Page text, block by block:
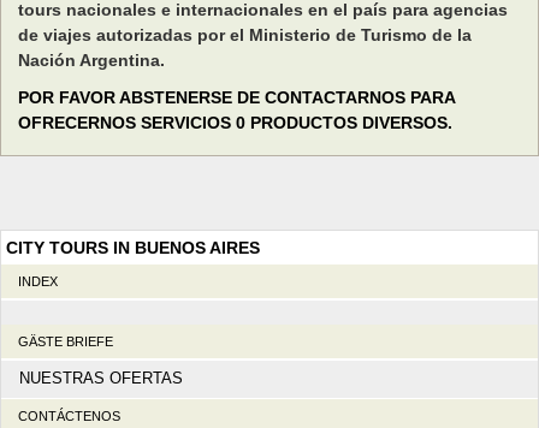
tours nacionales e internacionales en el país para agencias
de viajes autorizadas por el Ministerio de Turismo de la
Nación Argentina.
POR FAVOR ABSTENERSE DE CONTACTARNOS PARA
OFRECERNOS SERVICIOS 0 PRODUCTOS DIVERSOS.
CITY TOURS IN BUENOS AIRES
INDEX
GÄSTE BRIEFE
NUESTRAS OFERTAS
CONTÁCTENOS